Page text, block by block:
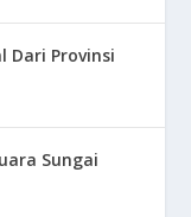
Dari Provinsi
Sungai